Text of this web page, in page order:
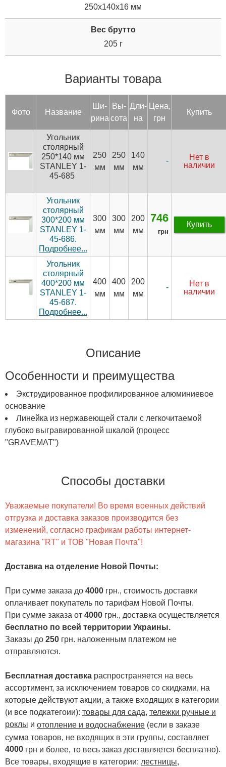
250x140x16 мм
Вес брутто
205 г
Варианты товара
Фото Название
Ши­
рина
Вы­
сота
Дли­
на
Цена,
грн
Купить
Угольник
столярный
250*140 мм
STANLEY 1-
45-685
250
мм
250
мм
140
мм
-
Нет в
наличии
Угольник
столярный
300*200 мм
STANLEY 1-
45-686.
Подробнее...
300
мм
300
мм
200
мм
746
грн
Купить
Угольник
столярный
400*200 мм
STANLEY 1-
45-687.
Подробнее...
400
мм
400
мм
200
мм
-
Нет в
наличии
Описание
Особенности и преимущества
Экструдированное профилированное алюминиевое
основание
Линейка из нержавеющей стали с легкочитаемой
глубоко выгравированной шкалой (процесс
"GRAVEMAT")
Способы доставки
Уважаемые покупатели! Во время военных действий
отгрузка и доставка заказов производится без
изменений, согласно графикам работы интернет-
магазина "RT" и ТОВ "Новая Почта"!
Доставка на отделение Новой Почты:
При сумме заказа до 4000 грн., стоимость доставки
оплачивает покупатель по тарифам Новой Почты.
При сумме заказа от 4000 грн., доставка осуществляется
бесплатно по всей территории Украины.
Заказы до 250 грн. наложенным платежом не
отправляются.
Бесплатная доставка распространяется на весь
ассортимент, за исключением товаров со скидками, на
которые действуют акции, а также входящих в категории
(и все подкатегоии): товары для сада, тележки ручные и
роклы и отопление и водоснабжение (если в заказе
сумма товаров, не входящих в эти группы, составляет
4000 грн и более, то весь заказ доставляется бесплатно).
Все товары, входящие в категории: лестницы,